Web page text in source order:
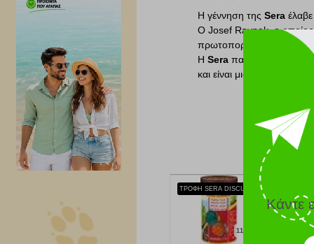
Η γέννηση τηςSera
Ο Josef Ravnak, ο οποίος
πρωτοπορεί στον χώρο
HSera παράγει
και είναι μια από τις
11.50 €
Κάντε